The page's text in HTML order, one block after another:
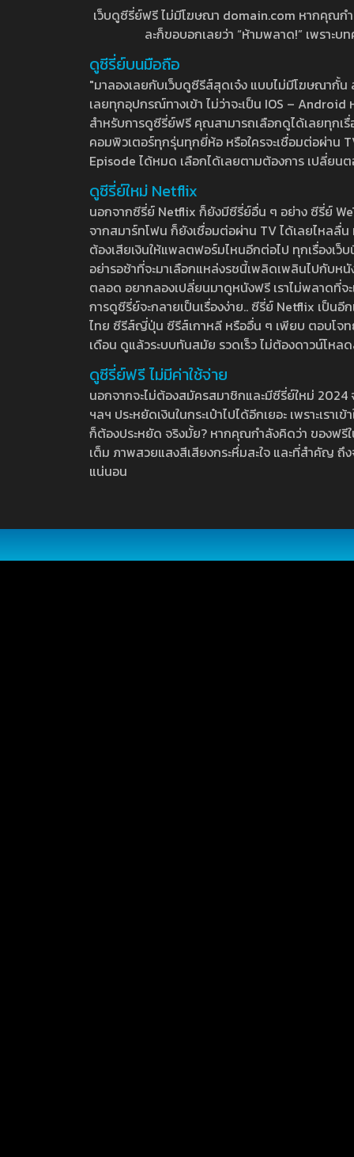
เว็บดูซีรี่ย์ฟรี ไม่มีโฆษณา domain.com หากคุณก
ละก็ขอบอกเลยว่า “ห้ามพลาด!” เพราะ
ดูซีรี่ย์บนมือถือ
"มาลองเลยกับเว็บดูซีรีส์สุดเจ๋ง แบบไม่มีโฆษณากั้
เลยทุกอุปกรณ์ทางเข้า ไม่ว่าจะเป็น IOS –
สำหรับการดูซีรี่ย์ฟรี คุณสามารถเลือกดูได้เลยทุกเ
คอมพิวเตอร์ทุกรุ่นทุกยี่ห้อ หรือใครจะเชื่อมต่อผ่าน
Episode ได้หมด เลือกได้เลยตามต้องการ เปลี่ยน
ดูซีรี่ย์ใหม่ Netflix
นอกจากซีรี่ย์ Netflix ก็ยังมีซีรี่ย์อื่น ๆ อย่าง ซีรี่ย์
จากสมาร์ทโฟน ก็ยังเชื่อมต่อผ่าน TV ได้เลยไหลลื่
ต้องเสียเงินให้แพลตฟอร์มไหนอีกต่อไป ทุกเรื่องเว็
อย่ารอช้าที่จะมาเลือกแหล่งรชนี้เพลิดเพลินไปกับห
ตลอด อยากลองเปลี่ยนมาดูหนังฟรี เราไม่พลาดที่
การดูซีรี่ย์จะกลายเป็นเรื่องง่าย.. ซีรี่ย์ Netflix เป็น
ไทย ซีรีส์ญี่ปุ่น ซีรีส์เกาหลี หรืออื่น ๆ เพียบ ตอบโจท
เดือน ดูแล้วระบบทันสมัย รวดเร็ว ไม่ต้องดาวน์โห
ดูซีรี่ย์ฟรี ไม่มีค่าใช้จ่าย
นอกจากจะไม่ต้องสมัครสมาชิกและมีซีรี่ย์ใหม่
ฯลฯ ประหยัดเงินในกระเป๋าไปได้อีกเยอะ เพราะเร
ก็ต้องประหยัด จริงมั้ย? หากคุณกำลังคิดว่า ของฟ
เต็ม ภาพสวยแสงสีเสียงกระหึ่มสะใจ และที่สำคัญ
แน่นอน